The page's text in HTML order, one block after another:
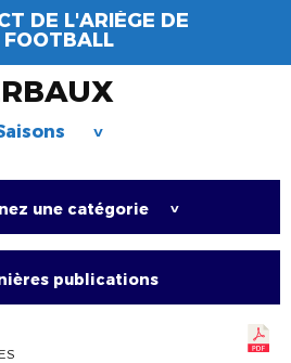
DE L'ARIÈGE DE
FOOTBALL
>
une catégorie >
publications